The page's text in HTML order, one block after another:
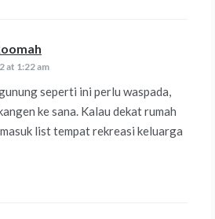
at 1:22 am
seperti ini perlu waspada,
ke sana. Kalau dekat rumah
list tempat rekreasi keluarga